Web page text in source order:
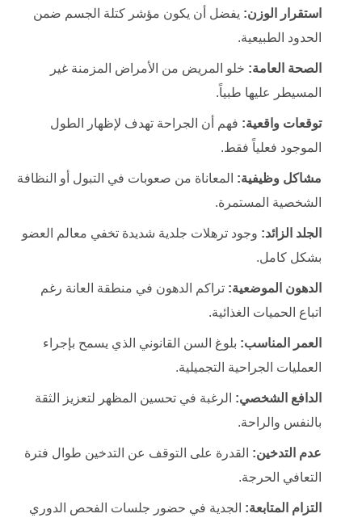
استقرار الوزن: يفضل أن يكون مؤشر كتلة الجسم ضمن
الحدود الطبيعية.
الصحة العامة: خلو المريض من الأمراض المزمنة غير
المسيطر عليها طبياً.
توقعات واقعية: فهم أن الجراحة تهدف لإظهار الطول
الموجود فعلياً فقط.
مشاكل وظيفية: المعاناة من صعوبات في التبول أو النظافة
الشخصية المستمرة.
الجلد الزائد: وجود ترهلات جلدية شديدة تخفي معالم العضو
بشكل كامل.
الدهون الموضعية: تراكم الدهون في منطقة العانة رغم
اتباع الحميات الغذائية.
العمر المناسب: بلوغ السن القانوني الذي يسمح بإجراء
العمليات الجراحية التجميلية.
الدافع الشخصي: الرغبة في تحسين المظهر لتعزيز الثقة
بالنفس والراحة.
عدم التدخين: القدرة على التوقف عن التدخين طوال فترة
التعافي الحرجة.
التزام المتابعة: الجدية في حضور جلسات الفحص الدوري